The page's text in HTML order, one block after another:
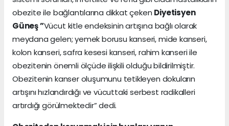
obezite ile bağlantılarına dikkat çeken Diyetisyen
Güneş ”Vücut kitle endeksinin artışına bağlı olarak
meydana gelen; yemek borusu kanseri, mide kanseri,
kolon kanseri, safra kesesi kanseri, rahim kanseri ile
obezitenin önemli ölçüde ilişkili olduğu bildirilmiştir.
Obezitenin kanser oluşumunu tetikleyen dokuların
artışını hızlandırdığı ve vücuttaki serbest radikalleri
artırdığı görülmektedir” dedi.